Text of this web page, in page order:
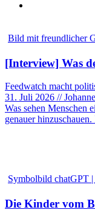
Bild mit freundlicher
[Interview] Was
Feedwatch macht
31. Juli 2026 //
Was sehen Menschen
genauer
Symbolbild chatGPT
Die Kinder vom